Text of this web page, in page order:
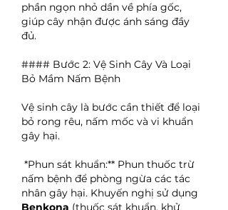
phần ngọn nhỏ dần về phía gốc,
giúp cây nhận được ánh sáng đầy
đủ.
#### Bước 2: Vệ Sinh Cây Và Loại
Bỏ Mầm Nấm Bệnh
Vệ sinh cây là bước cần thiết để loại
bỏ rong rêu, nấm mốc và vi khuẩn
gây hại.
*Phun sát khuẩn:** Phun thuốc trừ
nấm bệnh để phòng ngừa các tác
Benkona (thuốc sát khuẩn, khử